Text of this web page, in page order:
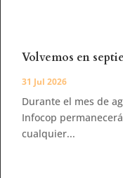
Volvemos en
31 Jul 2026
Durante el mes de
Infocop
cualquier...